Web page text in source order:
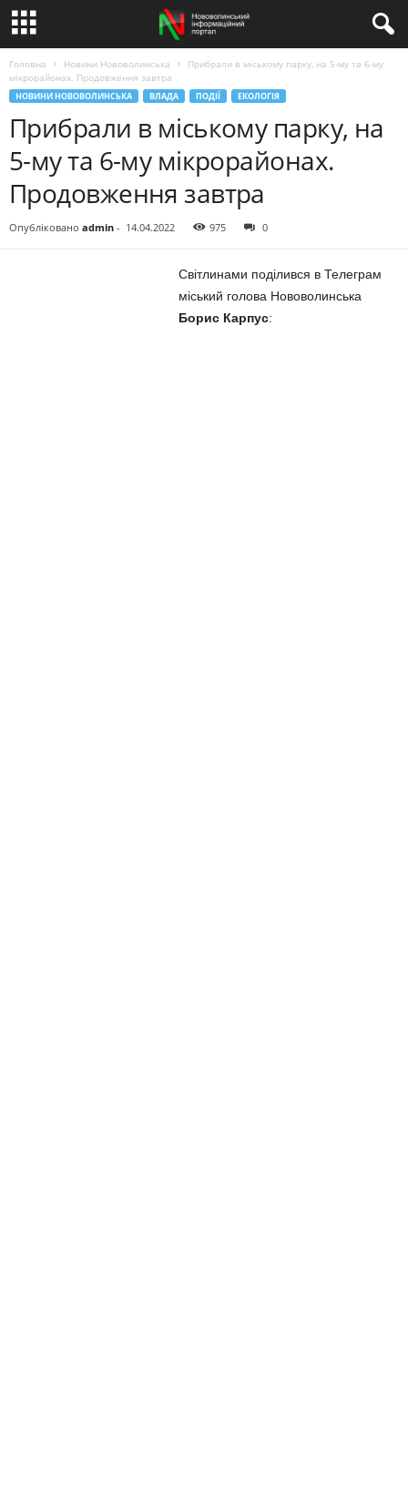
Головна Новини Нововолинська
Прибрали в міському парку, на 5-му та 6-му
мікрорайонах. Продовження завтра
НОВИНИ НОВОВОЛИНСЬКА ВЛАДА ПОДІЇ ЕКОЛОГІЯ
Прибрали в міському парку, на
5-му та 6-му мікрорайонах.
Продовження завтра
Опубліковано admin - 14.04.2022 975 0
Світлинами поділився в Телеграм
міський голова Нововолинська
Борис Карпус: